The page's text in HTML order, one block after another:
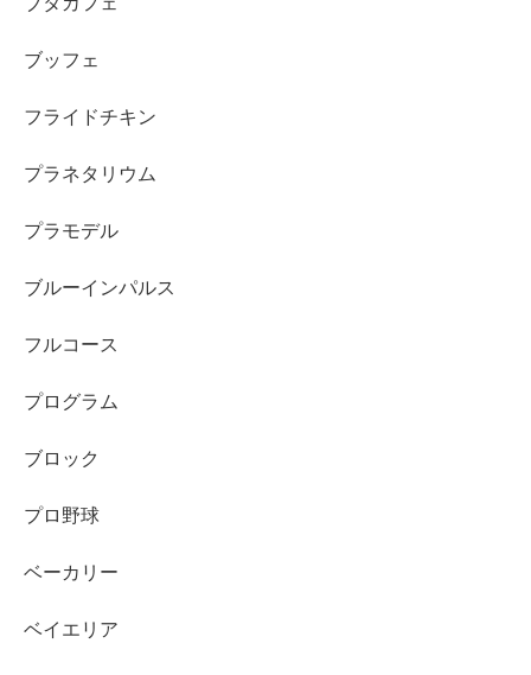
ブッフェ
フライドチキン
プラネタリウム
プラモデル
ブルーインパルス
フルコース
プログラム
ブロック
プロ野球
ベーカリー
ベイエリア